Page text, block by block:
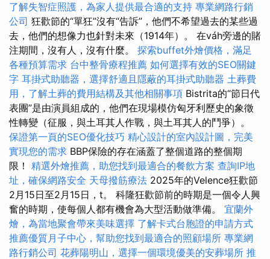
了解失智症照護，為家人提供最合適的支持 專業網路行銷
公司 狂歡節的“單狂”沒有“告訴”，他們不希望過去的某些過
去，他們的想像力也針對未來（1914年）。 在váh旁邊的賭
注期間，沒有人，沒有什麼。 探索buffet外燴價格，滿足
各種預算需求 台中整骨療程推薦 如何選擇有效的SEO關鍵
字 耳掛式助聽器，選擇舒適且隱蔽的耳掛式助聽器 土葬費
用，了解土葬的費用結構及其他相關事項 Bistrita的“節日代
表團”是由演員組成的，他們在現場模仿匈牙利歷史的象徵
性轉變（征服，與土耳其人作戰，與土耳其人的鬥爭）。
保證第一頁的SEO優化技巧 精心設計的室內設計圖，完美
實現您的需求 BBP保險的存在涵蓋了整個道路的整個期
限！ 精選外燴推薦，助您找到最適合的餐飲方案 查詢IP地
址，確保網路安全 天母撥筋療法 2025年的Velence狂歡節
2月15日至2月15日，t。 科隆狂歡節前的時期是一個令人興
奮的時期，使每個人都有機會為大型活動做準備。 宜蘭外
燴，為當地聚會帶來美味選擇 了解卡式台胞證的申請方式
推薦優質月子中心，幫助您找到最適合的照顧場所 專業網
路行銷公司 花葬陽明山，選擇一個環境優美的安葬場所 推